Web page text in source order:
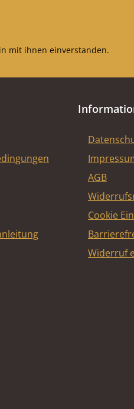
mit ihnen einverstanden.
AGB
Cookie
Widerruf